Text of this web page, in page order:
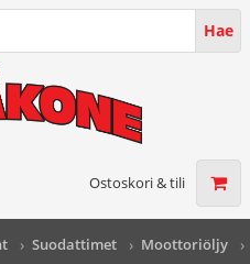
Hae
Ostoskori & tili
› Suodattimet › Moottoriöljy
›